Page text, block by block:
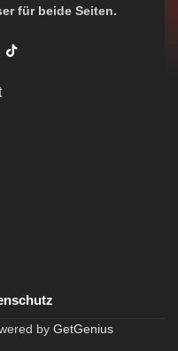
für beide Seiten.
byGetGenius